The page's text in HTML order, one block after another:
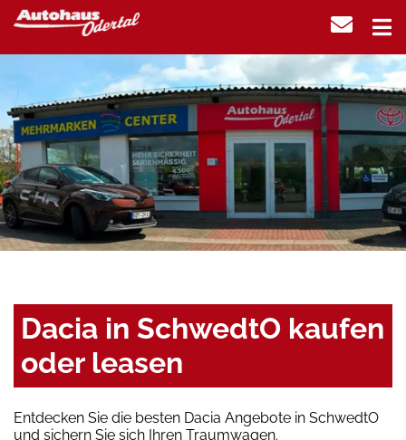
Dacia in SchwedtO kaufen
oder leasen
Entdecken Sie die besten Dacia Angebote in SchwedtO
und sichern Sie sich Ihren Traumwagen.